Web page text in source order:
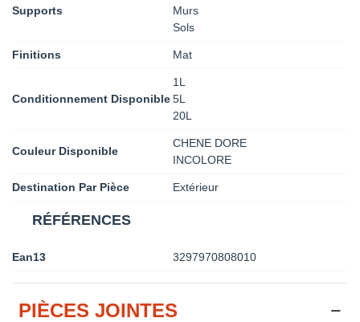
Supports
Murs
Sols
Finitions Mat
Conditionnement Disponible
1L
5L
20L
Couleur Disponible
CHENE DORE
INCOLORE
Destination Par Pièce Extérieur
RÉFÉRENCES
Ean13 3297970808010
PIÈCES JOINTES